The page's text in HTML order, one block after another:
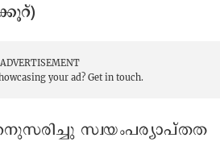
ADVERTISEMENT
your ad? Get in touch.
സ്വയംപര്യാപ്തത